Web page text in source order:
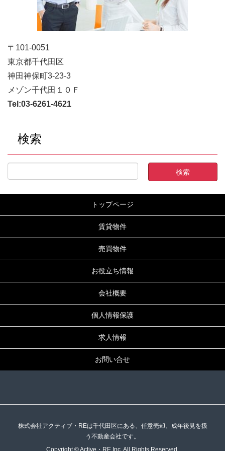
〒101-0051
東京都千代田区
神田神保町3-23-3
メゾン千代田１０Ｆ
Tel:03-6261-4621
検索
トップページ
賃貸物件
売買物件
お役立ち情報
会社概要
個人情報保護
求人情報
お問い合せ
株式会社アクティブ・REは千代田区にある、任意売却、成年後見を扱
う不動産会社です。
Copyright © Active・RE Inc. All Rights Reserved.